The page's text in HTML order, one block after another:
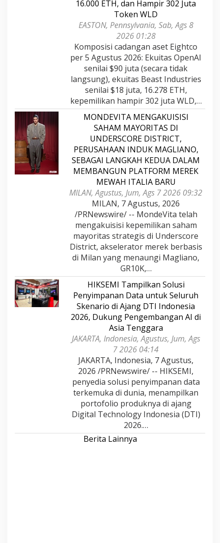
16.000 ETH, dan Hampir 302 Juta
Token WLD
EASTON, Pennsylvania, Sab, Ags 8
2026 01:28
Komposisi cadangan aset Eightco
per 5 Agustus 2026: Ekuitas OpenAI
senilai $90 juta (secara tidak
langsung), ekuitas Beast Industries
senilai $18 juta, 16.278 ETH,
kepemilikan hampir 302 juta WLD,…
MONDEVITA MENGAKUISISI
SAHAM MAYORITAS DI
UNDERSCORE DISTRICT,
PERUSAHAAN INDUK MAGLIANO,
SEBAGAI LANGKAH KEDUA DALAM
MEMBANGUN PLATFORM MEREK
MEWAH ITALIA BARU
MILAN, Agustus, Jum, Ags 7 2026 09:32
MILAN, 7 Agustus, 2026
/PRNewswire/ -- MondeVita telah
mengakuisisi kepemilikan saham
mayoritas strategis di Underscore
District, akselerator merek berbasis
di Milan yang menaungi Magliano,
GR10K,…
HIKSEMI Tampilkan Solusi
Penyimpanan Data untuk Seluruh
Skenario di Ajang DTI Indonesia
2026, Dukung Pengembangan AI di
Asia Tenggara
JAKARTA, Indonesia, Agustus, Jum, Ags
7 2026 04:14
JAKARTA, Indonesia, 7 Agustus,
2026 /PRNewswire/ -- HIKSEMI,
penyedia solusi penyimpanan data
terkemuka di dunia, menampilkan
portofolio produknya di ajang
Digital Technology Indonesia (DTI)
2026.…
Berita Lainnya